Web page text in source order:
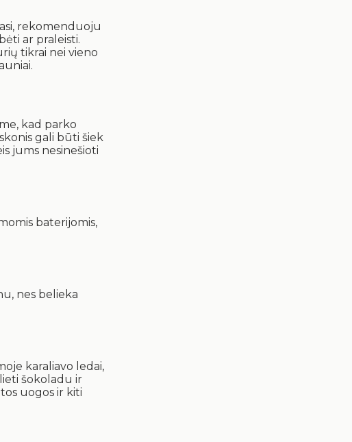
rekomenduoju
ar praleisti.
tikrai nei vieno
kad parko
gali būti šiek
jums nesinešioti
baterijomis,
nes belieka
karaliavo ledai,
šokoladu ir
uogos ir kiti